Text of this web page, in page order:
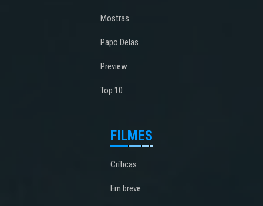
Mostras
Papo Delas
Preview
Top 10
FILMES
Críticas
Em breve